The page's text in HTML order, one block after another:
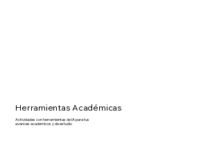
Herramientas Académicas
Actividades con herramientas de IA para tus
avances academicos y de estudio